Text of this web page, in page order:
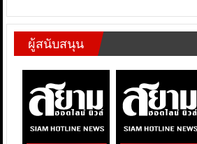
ผู้สนับสนุน